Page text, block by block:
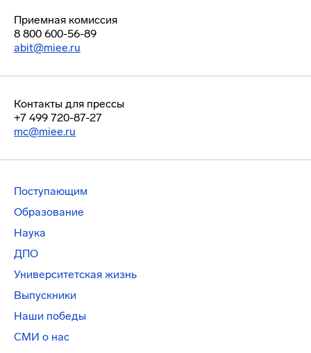
Приемная комиссия
8 800 600-56-89
abit@miee.ru
Контакты для прессы
+7 499 720-87-27
mc@miee.ru
Поступающим
Образование
Наука
ДПО
Университетская жизнь
Выпускники
Наши победы
СМИ о нас